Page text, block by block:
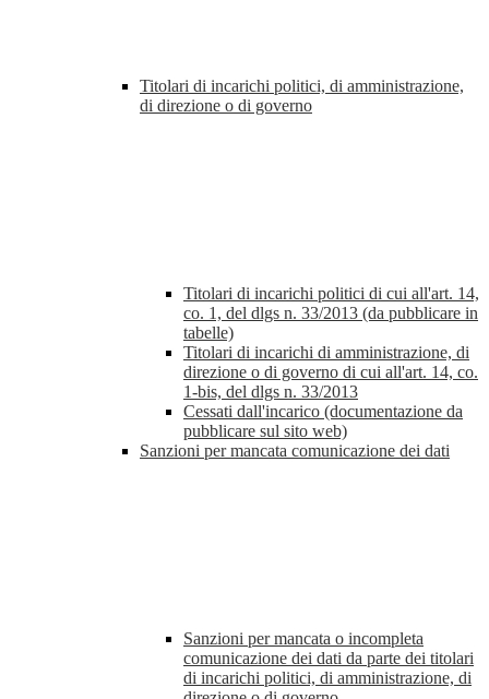
Titolari di incarichi politici, di amministrazione,
di direzione o di governo
Titolari di incarichi politici di cui all'art. 14,
co. 1, del dlgs n. 33/2013 (da pubblicare in
tabelle)
Titolari di incarichi di amministrazione, di
direzione o di governo di cui all'art. 14, co.
1-bis, del dlgs n. 33/2013
Cessati dall'incarico (documentazione da
pubblicare sul sito web)
Sanzioni per mancata comunicazione dei dati
Sanzioni per mancata o incompleta
comunicazione dei dati da parte dei titolari
di incarichi politici, di amministrazione, di